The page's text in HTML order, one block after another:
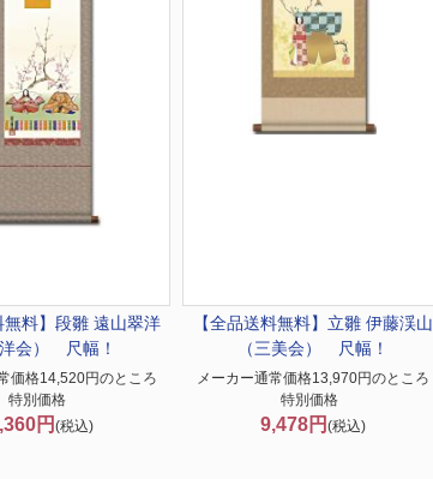
料】 段雛 遠山翠洋
洋会） 尺幅！
価格14,520円のところ
特別価格
円 (税込)
【全品送料無料】 立雛 伊藤渓山
（三美会） 尺幅！
メーカー通常価格13,970円のところ
特別価格
9,478円 (税込)